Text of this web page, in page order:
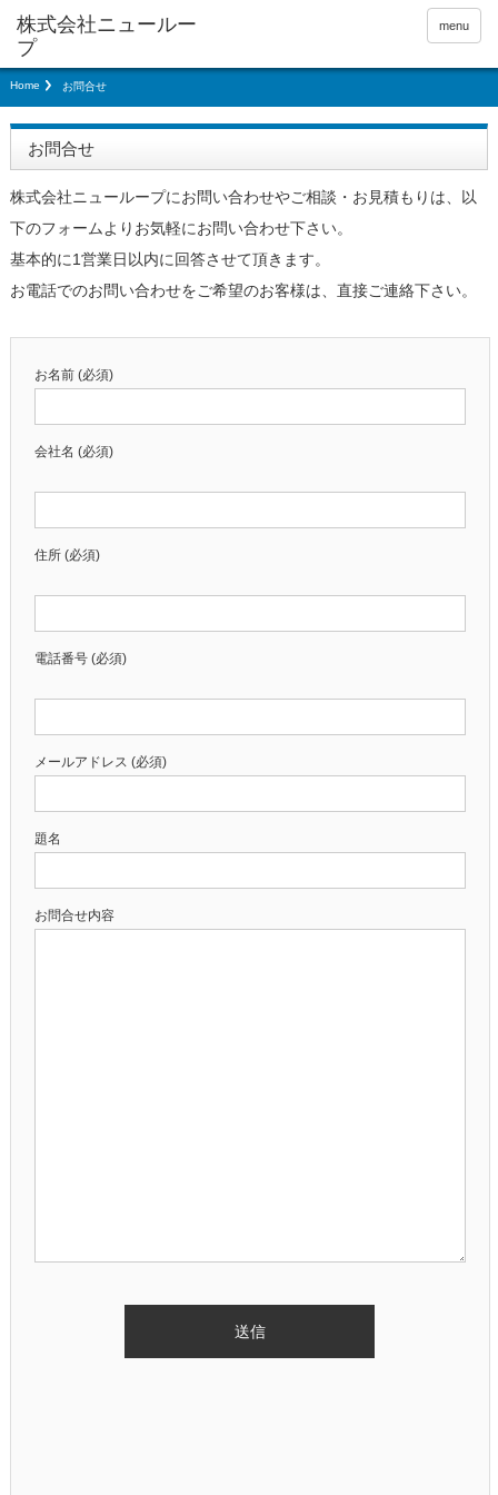
menu
Home お問合せ
お問合せ
株式会社ニューループにお問い合わせやご相談・お見積もりは、以
下のフォームよりお気軽にお問い合わせ下さい。
基本的に1営業日以内に回答させて頂きます。
お電話でのお問い合わせをご希望のお客様は、直接ご連絡下さい。
お名前 (必須)
会社名 (必須)
住所 (必須)
電話番号 (必須)
メールアドレス (必須)
題名
お問合せ内容